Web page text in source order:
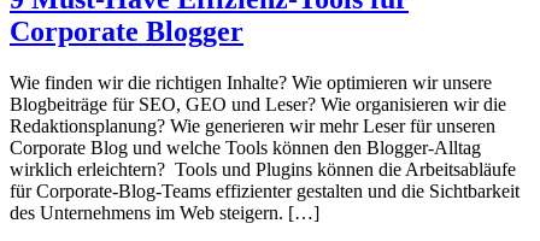
Corporate Blogger
Wie finden wir die richtigen Inhalte? Wie optimieren wir unsere
Blogbeiträge für SEO, GEO und Leser? Wie organisieren wir die
Redaktionsplanung? Wie generieren wir mehr Leser für unseren
Corporate Blog und welche Tools können den Blogger-Alltag
wirklich erleichtern? Tools und Plugins können die Arbeitsabläufe
für Corporate-Blog-Teams effizienter gestalten und die Sichtbarkeit
des Unternehmens im Web steigern. […]